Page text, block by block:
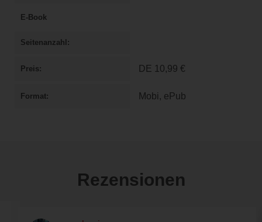
E-Book
Seitenanzahl
Preis DE 10,99 €
Format Mobi, ePub
Rezensionen